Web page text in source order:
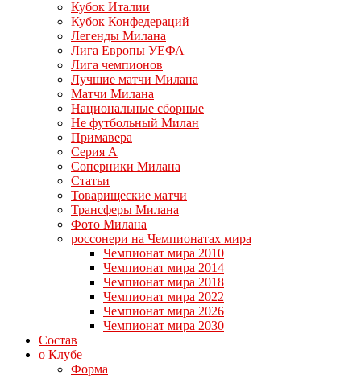
Кубок Италии
Кубок Конфедераций
Легенды Милана
Лига Европы УЕФА
Лига чемпионов
Лучшие матчи Милана
Матчи Милана
Национальные сборные
Не футбольный Милан
Примавера
Серия А
Соперники Милана
Статьи
Товарищеские матчи
Трансферы Милана
Фото Милана
россонери на Чемпионатах мира
Чемпионат мира 2010
Чемпионат мира 2014
Чемпионат мира 2018
Чемпионат мира 2022
Чемпионат мира 2026
Чемпионат мира 2030
Состав
о Клубе
Форма